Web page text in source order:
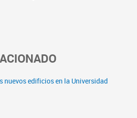
nuevos edificios en la Universidad